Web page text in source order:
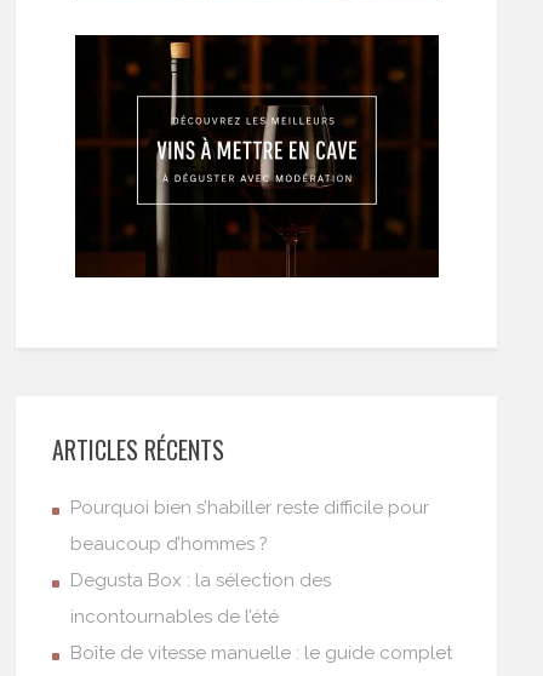
ARTICLES RÉCENTS
Pourquoi bien s’habiller reste difficile pour
beaucoup d’hommes ?
Degusta Box : la sélection des
incontournables de l’été
Boîte de vitesse manuelle : le guide complet